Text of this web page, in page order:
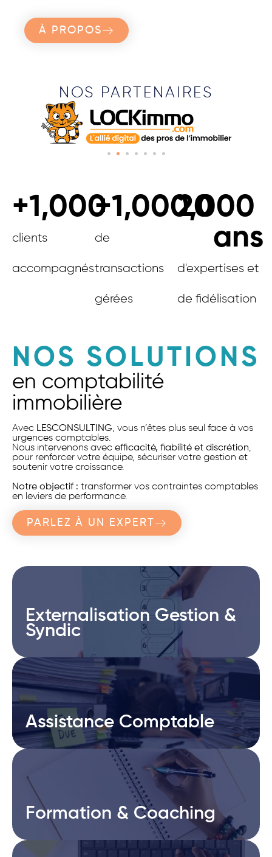
À PROPOS
NOS PARTENAIRES
clients
accompagnés
+1,000
de
transactions
gérées
+1,000,000
d'expertises et
de fidélisation
20
ans
NOS SOLUTIONS
en comptabilité
immobilière
Avec LESCONSULTING, vous n’êtes plus seul face à vos
urgences comptables.
Nous intervenons avec efficacité, fiabilité et discrétion,
pour renforcer votre équipe, sécuriser votre gestion et
soutenir votre croissance.
Notre objectif : transformer vos contraintes comptables
en leviers de performance.
PARLEZ À UN EXPERT
Externalisation Gestion &
Syndic
Externalisation Gestion &
Syndic
Assistance Comptable
Assistance Comptable
Formation & Coaching
Formation & Coaching